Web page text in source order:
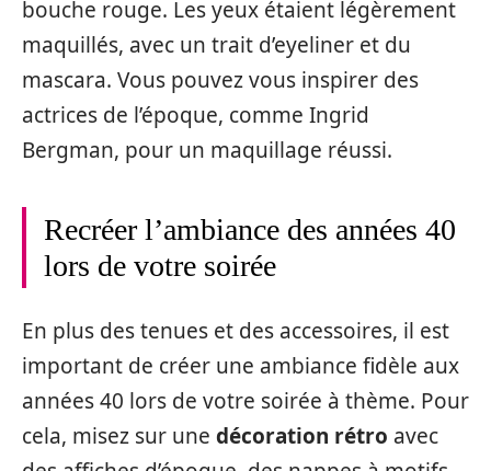
bouche rouge. Les yeux étaient légèrement
maquillés, avec un trait d’eyeliner et du
mascara. Vous pouvez vous inspirer des
actrices de l’époque, comme Ingrid
Bergman, pour un maquillage réussi.
Recréer l’ambiance des années 40
lors de votre soirée
En plus des tenues et des accessoires, il est
important de créer une ambiance fidèle aux
années 40 lors de votre soirée à thème. Pour
cela, misez sur une décoration rétro avec